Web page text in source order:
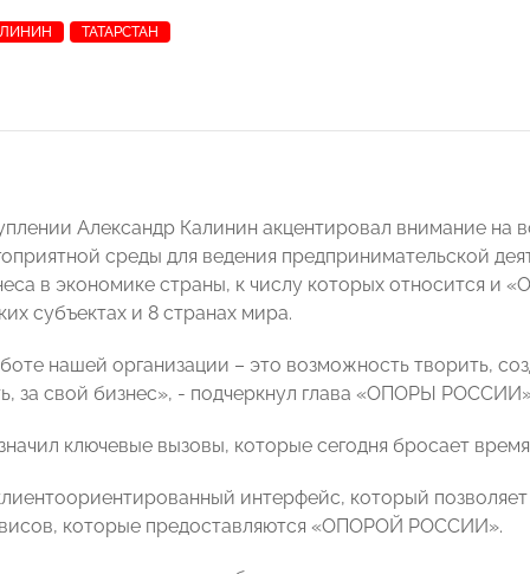
ТАТАРСТАН
Александр Калинин акцентировал внимание на
среды для ведения предпринимательской
в экономике страны, к числу которых относится
субъектах и 8 странах мира.
нашей организации – это возможность творить,
за свой бизнес», - подчеркнул глава «ОПОРЫ
ключевые вызовы, которые сегодня бросает
интерфейс, который
которые предоставляются «ОПОРОЙ РОССИИ».